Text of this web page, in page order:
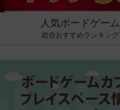
人気ボードゲーム
総合おすすめランキング